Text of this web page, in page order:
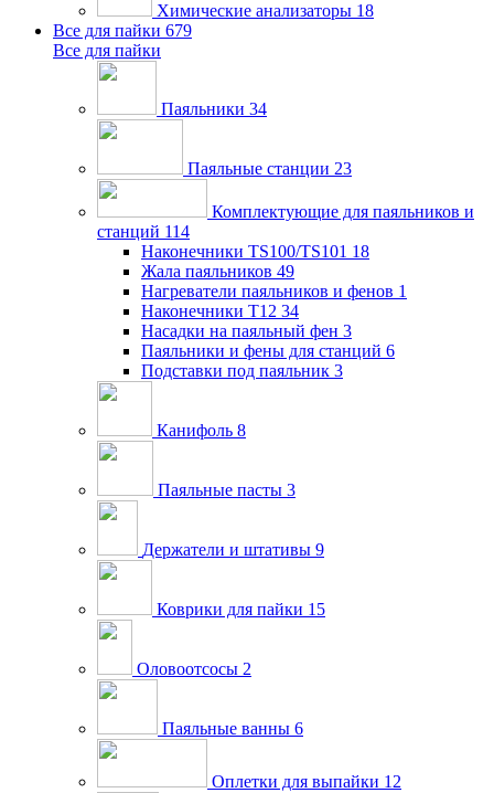
Химические анализаторы 18
Все для пайки 679
Все для пайки
Паяльники 34
Паяльные станции 23
Комплектующие для паяльников и
станций 114
Наконечники TS100/TS101 18
Жала паяльников 49
Нагреватели паяльников и фенов 1
Наконечники T12 34
Насадки на паяльный фен 3
Паяльники и фены для станций 6
Подставки под паяльник 3
Канифоль 8
Паяльные пасты 3
Держатели и штативы 9
Коврики для пайки 15
Оловоотсосы 2
Паяльные ванны 6
Оплетки для выпайки 12